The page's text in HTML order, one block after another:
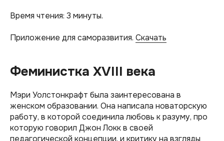
Время чтения: 3 минуты.
Приложение для саморазвития. Скачать
Феминистка XVIII века
Мэри Уолстонкрафт была заинтересована в
женском образовании. Она написала новаторскую
работу, в которой соединила любовь к разуму, про
которую говорил Джон Локк в своей